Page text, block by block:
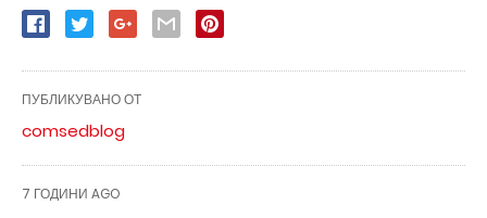
ПУБЛИКУВАНО ОТ
comsedblog
7 ГОДИНИ AGO